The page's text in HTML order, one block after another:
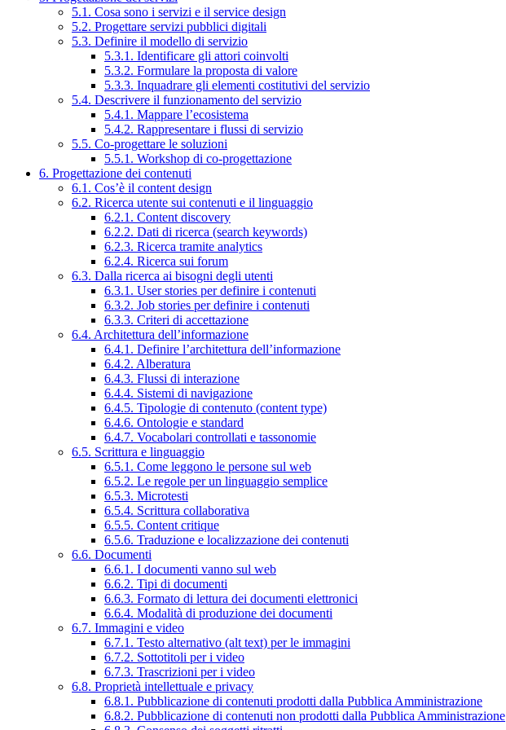
5.1. Cosa sono i servizi e il service design
5.2. Progettare servizi pubblici digitali
5.3. Definire il modello di servizio
5.3.1. Identificare gli attori coinvolti
5.3.2. Formulare la proposta di valore
5.3.3. Inquadrare gli elementi costitutivi del servizio
5.4. Descrivere il funzionamento del servizio
5.4.1. Mappare l’ecosistema
5.4.2. Rappresentare i flussi di servizio
5.5. Co-progettare le soluzioni
5.5.1. Workshop di co-progettazione
6. Progettazione dei contenuti
6.1. Cos’è il content design
6.2. Ricerca utente sui contenuti e il linguaggio
6.2.1. Content discovery
6.2.2. Dati di ricerca (search keywords)
6.2.3. Ricerca tramite analytics
6.2.4. Ricerca sui forum
6.3. Dalla ricerca ai bisogni degli utenti
6.3.1. User stories per definire i contenuti
6.3.2. Job stories per definire i contenuti
6.3.3. Criteri di accettazione
6.4. Architettura dell’informazione
6.4.1. Definire l’architettura dell’informazione
6.4.2. Alberatura
6.4.3. Flussi di interazione
6.4.4. Sistemi di navigazione
6.4.5. Tipologie di contenuto (content type)
6.4.6. Ontologie e standard
6.4.7. Vocabolari controllati e tassonomie
6.5. Scrittura e linguaggio
6.5.1. Come leggono le persone sul web
6.5.2. Le regole per un linguaggio semplice
6.5.3. Microtesti
6.5.4. Scrittura collaborativa
6.5.5. Content critique
6.5.6. Traduzione e localizzazione dei contenuti
6.6. Documenti
6.6.1. I documenti vanno sul web
6.6.2. Tipi di documenti
6.6.3. Formato di lettura dei documenti elettronici
6.6.4. Modalità di produzione dei documenti
6.7. Immagini e video
6.7.1. Testo alternativo (alt text) per le immagini
6.7.2. Sottotitoli per i video
6.7.3. Trascrizioni per i video
6.8. Proprietà intellettuale e privacy
6.8.1. Pubblicazione di contenuti prodotti dalla Pubblica Amministrazione
6.8.2. Pubblicazione di contenuti non prodotti dalla Pubblica Amministrazione